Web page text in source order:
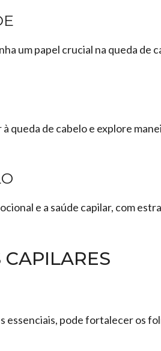
um papel crucial na queda de
queda de cabelo e explore
e a saúde capilar, com
essenciais, pode fortalecer os